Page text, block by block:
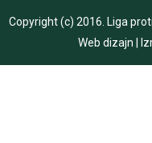
Copyright (c) 2016. Liga
Web dizajn